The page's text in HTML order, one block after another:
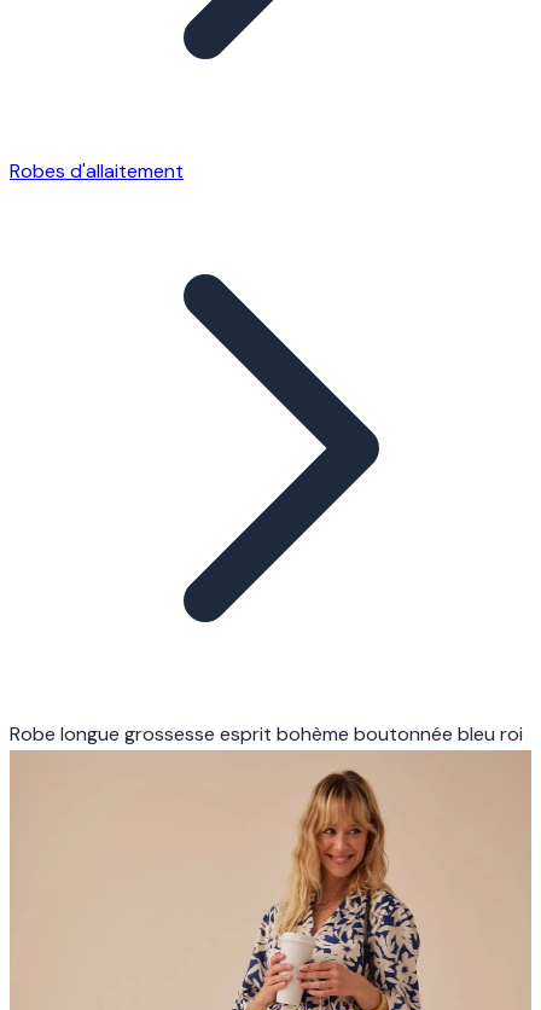
Robes d'allaitement
Robe longue grossesse esprit bohème boutonnée bleu roi